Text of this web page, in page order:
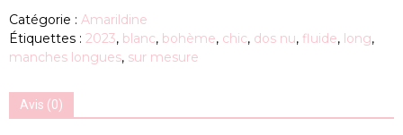
Catégorie : Amarildine
Étiquettes : 2023, blanc, bohème, chic, dos nu, fluide, long,
manches longues, sur mesure
Avis (0)